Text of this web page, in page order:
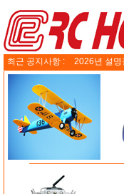
최근 공지사항 : 2026년 설명